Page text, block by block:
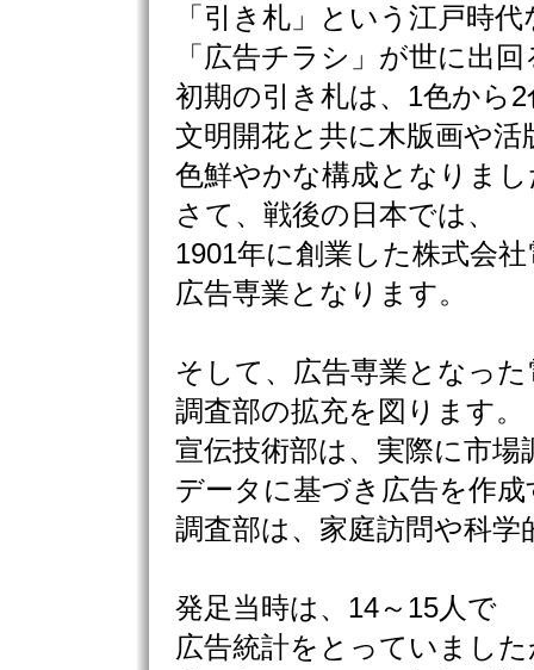
「引き札」という江戸時
「広告チラシ」が世に出
初期の引き札は、1色から
文明開花と共に木版画や
色鮮やかな構成となりまし
さて、戦後の日本では、
1901年に創業した株式会
広告専業となります。
そして、広告専業となっ
調査部の拡充を図ります。
宣伝技術部は、実際に市場
データに基づき広告を作成
調査部は、家庭訪問や科
発足当時は、14～15人で
広告統計をとっていまし